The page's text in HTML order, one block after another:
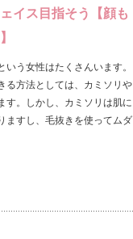
イス目指そう【顔も
】
う女性はたくさんいます。
る方法としては、カミソリや
す。しかし、カミソリは肌に
ますし、毛抜きを使ってムダ